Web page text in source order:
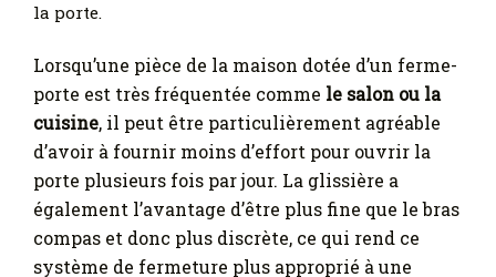
la porte.
Lorsqu’une pièce de la maison dotée d’un ferme-
porte est très fréquentée comme le salon ou la
cuisine, il peut être particulièrement agréable
d’avoir à fournir moins d’effort pour ouvrir la
porte plusieurs fois par jour. La glissière a
également l’avantage d’être plus fine que le bras
compas et donc plus discrète, ce qui rend ce
système de fermeture plus approprié à une